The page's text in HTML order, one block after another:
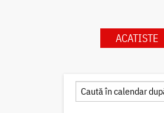
ACATISTE